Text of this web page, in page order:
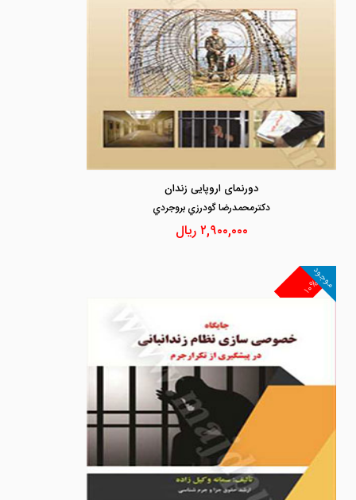
دورنمای اروپایی زندان
دكترمحمدرضا گودرزي بروجردي
۲,۹۰۰,۰۰۰ریال
۱۰%
موجود